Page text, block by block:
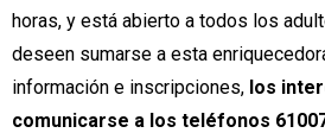
horas, y está abierto a todos los
deseen sumarse a esta
información e inscripciones, los
comunicarse a los teléfonos